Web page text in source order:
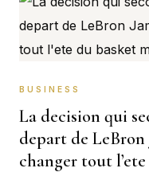
BUSINESS
La decision qui
depart de LeBron
changer tout